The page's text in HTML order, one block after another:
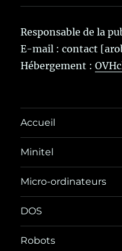
Responsable de la
E-mail : contact
Hébergement :
Accueil
Minitel
Micro-ordinateurs
DOS
Robots